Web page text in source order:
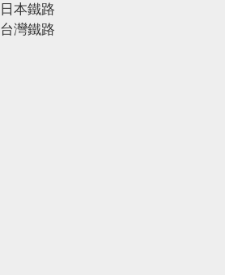
日本鐵路
台灣鐵路